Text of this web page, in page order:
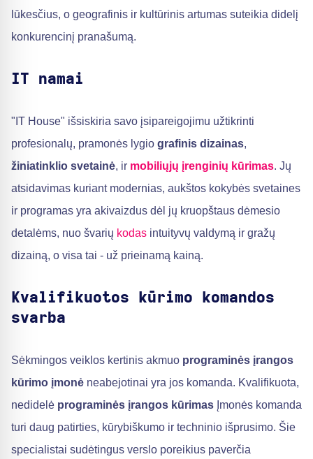
lūkesčius, o geografinis ir kultūrinis artumas suteikia didelį
konkurencinį pranašumą.
IT namai
"IT House" išsiskiria savo įsipareigojimu užtikrinti
profesionalų, pramonės lygio grafinis dizainas,
žiniatinklio svetainė, ir mobiliųjų įrenginių kūrimas. Jų
atsidavimas kuriant modernias, aukštos kokybės svetaines
ir programas yra akivaizdus dėl jų kruopštaus dėmesio
detalėms, nuo švarių kodas intuityvų valdymą ir gražų
dizainą, o visa tai - už prieinamą kainą.
Kvalifikuotos kūrimo komandos
svarba
Sėkmingos veiklos kertinis akmuo programinės įrangos
kūrimo įmonė neabejotinai yra jos komanda. Kvalifikuota,
nedidelė programinės įrangos kūrimas Įmonės komanda
turi daug patirties, kūrybiškumo ir techninio išprusimo. Šie
specialistai sudėtingus verslo poreikius paverčia